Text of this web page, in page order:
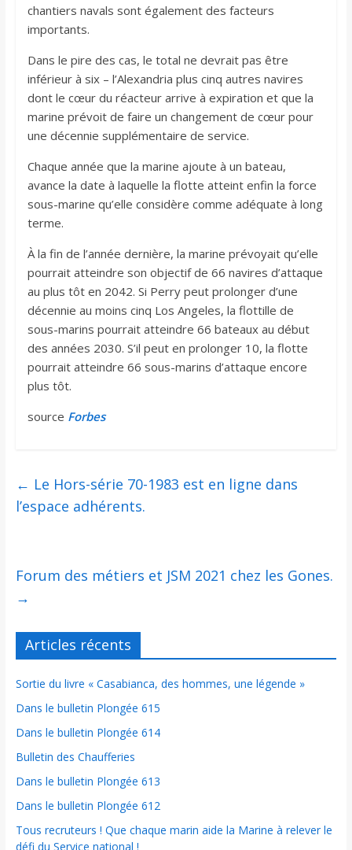
chantiers navals sont également des facteurs
importants.
Dans le pire des cas, le total ne devrait pas être
inférieur à six – l’Alexandria plus cinq autres navires
dont le cœur du réacteur arrive à expiration et que la
marine prévoit de faire un changement de cœur pour
une décennie supplémentaire de service.
Chaque année que la marine ajoute à un bateau,
avance la date à laquelle la flotte atteint enfin la force
sous-marine qu’elle considère comme adéquate à long
terme.
À la fin de l’année dernière, la marine prévoyait qu’elle
pourrait atteindre son objectif de 66 navires d’attaque
au plus tôt en 2042. Si Perry peut prolonger d’une
décennie au moins cinq Los Angeles, la flottille de
sous-marins pourrait atteindre 66 bateaux au début
des années 2030. S’il peut en prolonger 10, la flotte
pourrait atteindre 66 sous-marins d’attaque encore
plus tôt.
source Forbes
← Le Hors-série 70-1983 est en ligne dans
l’espace adhérents.
Forum des métiers et JSM 2021 chez les Gones.
→
Articles récents
Sortie du livre « Casabianca, des hommes, une légende »
Dans le bulletin Plongée 615
Dans le bulletin Plongée 614
Bulletin des Chaufferies
Dans le bulletin Plongée 613
Dans le bulletin Plongée 612
Tous recruteurs ! Que chaque marin aide la Marine à relever le
défi du Service national !